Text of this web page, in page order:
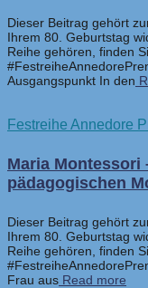
Dieser Beitrag gehört
Ihrem 80. Geburtstag
Reihe gehören, finden
Ausgangspunkt In den
Festreihe Annedore
Maria Montessori
pädagogischen
Dieser Beitrag gehört
Ihrem 80. Geburtstag
Reihe gehören, finden
Frau aus Read more